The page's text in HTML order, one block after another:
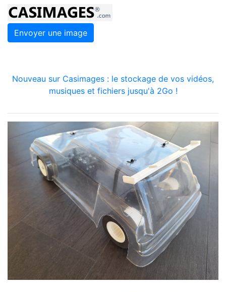
Envoyer une image
Nouveau sur Casimages : le stockage de vos vidéos,
musiques et fichiers jusqu'à 2Go !